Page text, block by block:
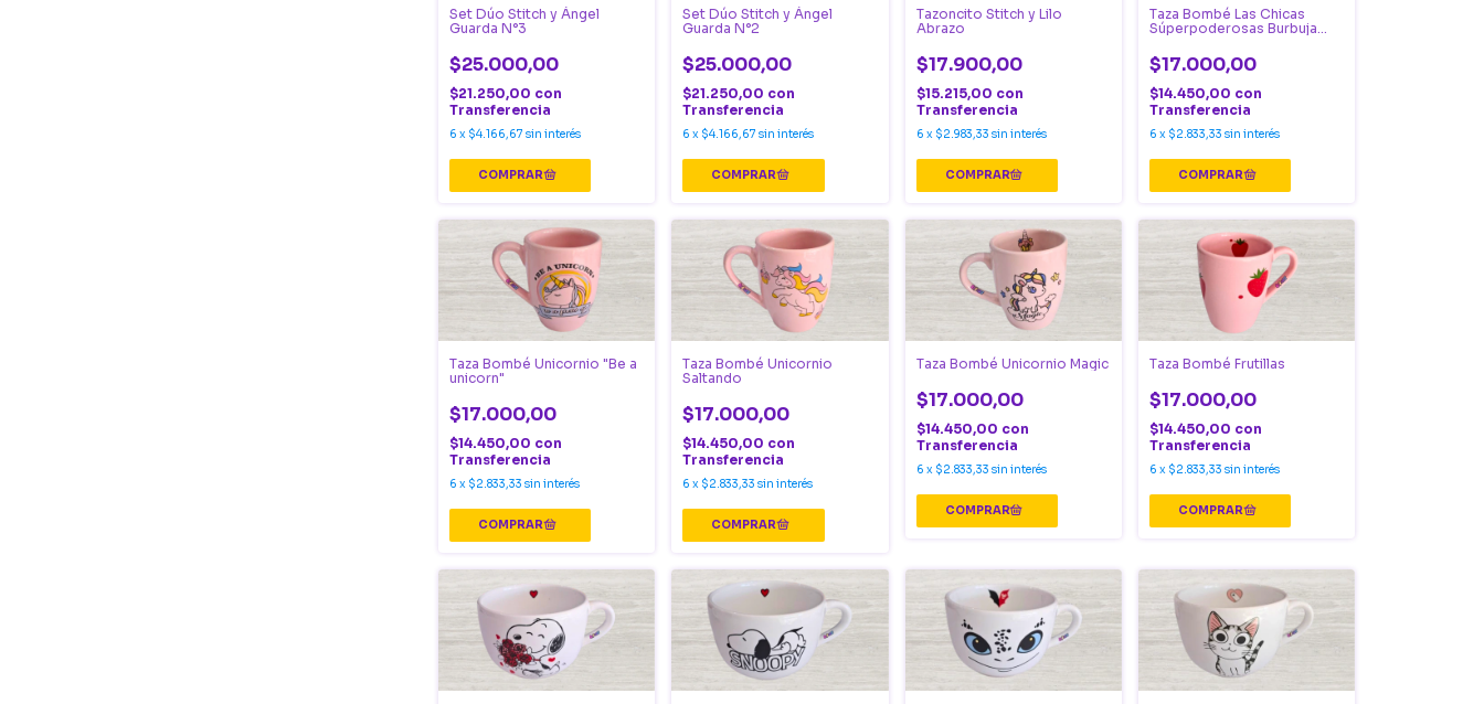
Set Dúo Stitch y Ángel
Guarda N°3
$25.000,00
$21.250,00 con
Transferencia
6 x $4.166,67 sin interés
Set Dúo Stitch y Ángel
Guarda N°2
$25.000,00
$21.250,00 con
Transferencia
6 x $4.166,67 sin interés
Tazoncito Stitch y Lilo
Abrazo
$17.900,00
$15.215,00 con
Transferencia
6 x $2.983,33 sin interés
Taza Bombé Las Chicas
Súperpoderosas Burbuja
$17.000,00
$14.450,00 con
Transferencia
6 x $2.833,33 sin interés
Taza Bombé Unicornio "Be a
unicorn"
$17.000,00
$14.450,00 con
Transferencia
6 x $2.833,33 sin interés
Taza Bombé Unicornio
Saltando
$17.000,00
$14.450,00 con
Transferencia
6 x $2.833,33 sin interés
Taza Bombé Unicornio Magic
$17.000,00
$14.450,00 con
Transferencia
6 x $2.833,33 sin interés
Taza Bombé Frutillas
$17.000,00
$14.450,00 con
Transferencia
6 x $2.833,33 sin interés